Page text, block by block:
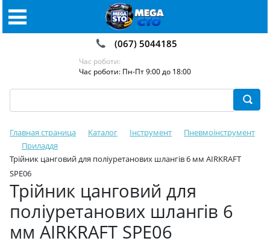
(067) 5044185
Час роботи:
Час роботи: Пн-Пт 9:00 до 18:00
Главная страница Каталог Інструмент
Пневмоінструмент
Приладдя
Трійник цанговий для поліуретанових шлангів 6 мм AIRKRAFT
SPE06
Трійник цанговий для
поліуретанових шлангів 6
мм AIRKRAFT SPE06